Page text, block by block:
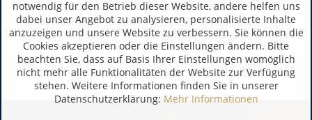
Hersteller / Importeur:
Miguel
PT 7170-9 Redondo
www.herdadesaomiguel.com
notwendig für den Betrieb dieser Website, andere helfen uns
dabei unser Angebot zu analysieren, personalisierte Inhalte
anzuzeigen und unsere Website zu verbessern. Sie können die
Cookies akzeptieren oder die Einstellungen ändern. Bitte
beachten Sie, dass auf Basis Ihrer Einstellungen womöglich
nicht mehr alle Funktionalitäten der Website zur Verfügung
stehen. Weitere Informationen finden Sie in unserer
Datenschutzerklärung: Mehr Informationen